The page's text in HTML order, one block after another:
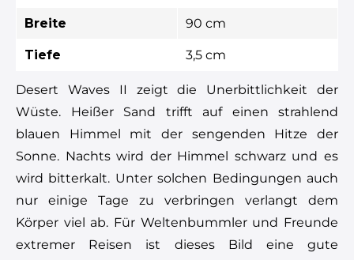
Breite 90 cm
Tiefe 3,5 cm
Desert Waves II zeigt die Unerbittlichkeit der
Wüste. Heißer Sand trifft auf einen strahlend
blauen Himmel mit der sengenden Hitze der
Sonne. Nachts wird der Himmel schwarz und es
wird bitterkalt. Unter solchen Bedingungen auch
nur einige Tage zu verbringen verlangt dem
Körper viel ab. Für Weltenbummler und Freunde
extremer Reisen ist dieses Bild eine gute